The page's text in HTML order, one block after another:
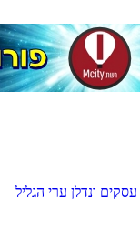
עסקים ונדלן ערי הגליל